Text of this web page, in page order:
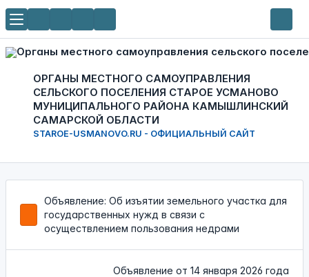
ОРГАНЫ МЕСТНОГО САМОУПРАВЛЕНИЯ
СЕЛЬСКОГО ПОСЕЛЕНИЯ СТАРОЕ УСМАНОВО
МУНИЦИПАЛЬНОГО РАЙОНА КАМЫШЛИНСКИЙ
САМАРСКОЙ ОБЛАСТИ
STAROE-USMANOVO.RU - ОФИЦИАЛЬНЫЙ САЙТ
Объявление: Об изъятии земельного участка для
государственных нужд в связи с
осуществлением пользования недрами
Объявление от 14 января 2026 года